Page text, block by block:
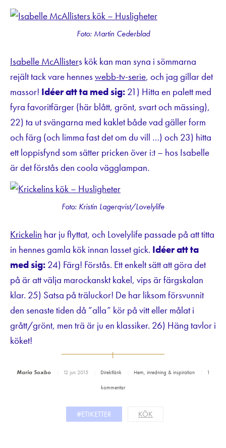
Foto: Martin Cederblad
Isabelle McAllisters kök kan man syna i sömmarna
rejält tack vare henneswebb-tv-serie, och jag gillar det
massor! Idéer att ta med sig: 21) Hitta en palett med
fyra favoritfärger (här blått, grönt, svart och mässing),
22) ta ut svängarna med kaklet både vad gäller form
och färg (och limma fast det om du vill …) och 23) hitta
ett loppisfynd som sätter pricken över i:t – hos Isabelle
är det förstås den coola vägglampan.
Foto: Kristin Lagerqvist/Lovelylife
Krickelin har ju flyttat, och Lovelylife passade på att titta
in hennes gamla kök innan lasset gick. Idéer att ta
med sig: 24) Färg! Förstås. Ett enkelt sätt att göra det
på är att välja marockanskt kakel, vips är färgskalan
klar. 25) Satsa på träluckor! De har liksom försvunnit
den senaste tiden då ”alla” kör på vitt eller målat i
grått/grönt, men trä är ju en klassiker. 26) Häng tavlor i
köket!
Maria Soxbo 12 jun 2015 Direktlänk Hem, inredning & inspiration 1
kommentar
#ETIKETTER KÖK